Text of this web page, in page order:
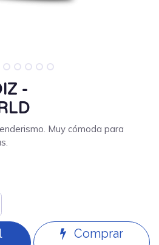
-
Muy cómoda para
Comprar